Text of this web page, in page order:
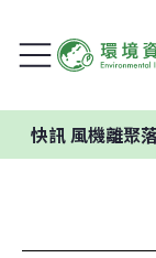
機離聚落、學校